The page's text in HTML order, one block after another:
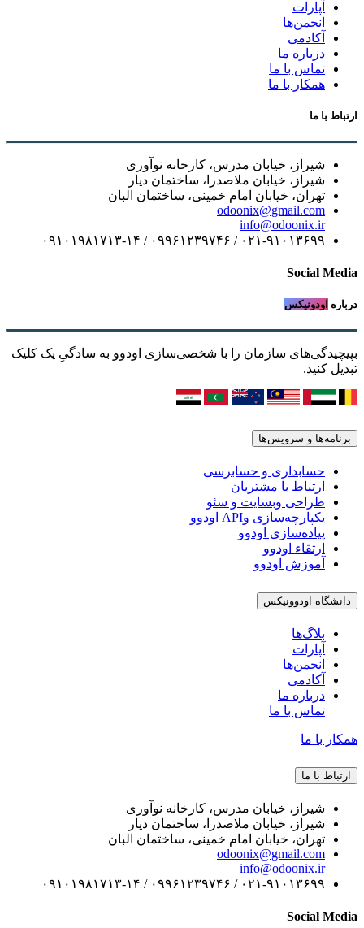
آپارات
انجمن‌ها
آکادمی
درباره ما
تماس با ما
همکار با ما
ارتباط با ما
شیراز، خیابان مدرس، کارخانه نوآوری
شیراز، خیابان ملاصدرا، ساختمان دیار
تهران، خیابان امام خمینی، ساختمان البان
odoonix@gmail.com
info@odoonix.ir
۰۲۱-۹۱۰۱۳۶۹۹ / ۰۹۹۶۱۲۳۹۷۴۶ / ۰۹۱۰۱۹۸۱۷۱۳-۱۴
Social Media
درباره اودونیکس
بپیچیدگی‌های سازمان را با شخصی‌سازی اودوو به سادگیِ یک کلیک
تبدیل کنید.
برنامه‌ها و سرویس‌ها
حسابداری و حسابرسی
ارتباط با مشتریان
طراحی وبسایت و سئو
یکپارچه‌سازی وAPI اودوو
پیاده‌سازی اودوو
ارتقاء اودوو
آموزش اودوو
دانشگاه اودوونیکس
بلاگ‌ها
آپارات
انجمن‌ها
آکادمی
درباره ما
تماس با ما
همکار با ما
ارتباط با ما
شیراز، خیابان مدرس، کارخانه نوآوری
شیراز، خیابان ملاصدرا، ساختمان دیار
تهران، خیابان امام خمینی، ساختمان البان
odoonix@gmail.com
info@odoonix.ir
۰۲۱-۹۱۰۱۳۶۹۹ / ۰۹۹۶۱۲۳۹۷۴۶ / ۰۹۱۰۱۹۸۱۷۱۳-۱۴
Social Media